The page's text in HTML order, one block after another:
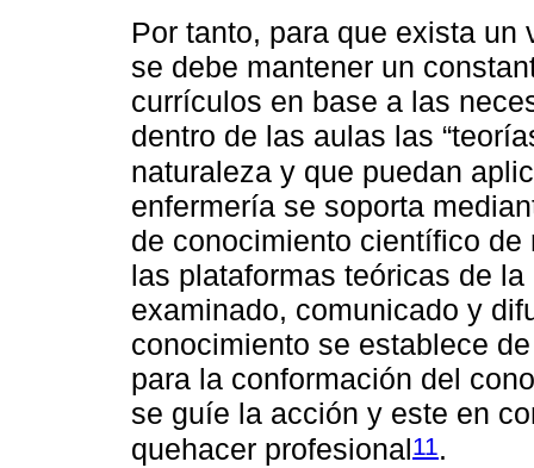
Por tanto, para que exista
se debe mantener un
currículos en base a las
dentro de las aulas las
naturaleza y que puedan
enfermería se soporta
de conocimiento científico
las plataformas teóricas de
examinado, comunicado y
conocimiento se establece
para la conformación del
se guíe la acción y este en
quehacer profesional11 .